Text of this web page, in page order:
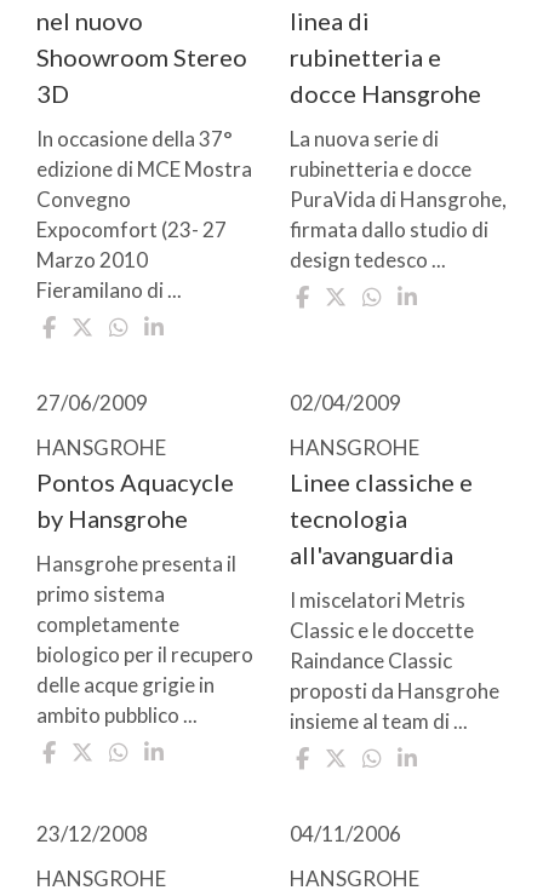
nel nuovo
Shoowroom Stereo
3D
In occasione della 37°
edizione di MCE Mostra
Convegno
Expocomfort (23- 27
Marzo 2010
Fieramilano di ...
linea di
rubinetteria e
docce Hansgrohe
La nuova serie di
rubinetteria e docce
PuraVida di Hansgrohe,
firmata dallo studio di
design tedesco ...
27/06/2009
HANSGROHE
Pontos Aquacycle
by Hansgrohe
Hansgrohe presenta il
primo sistema
completamente
biologico per il recupero
delle acque grigie in
ambito pubblico ...
02/04/2009
HANSGROHE
Linee classiche e
tecnologia
all'avanguardia
I miscelatori Metris
Classic e le doccette
Raindance Classic
proposti da Hansgrohe
insieme al team di ...
23/12/2008
HANSGROHE
04/11/2006
HANSGROHE